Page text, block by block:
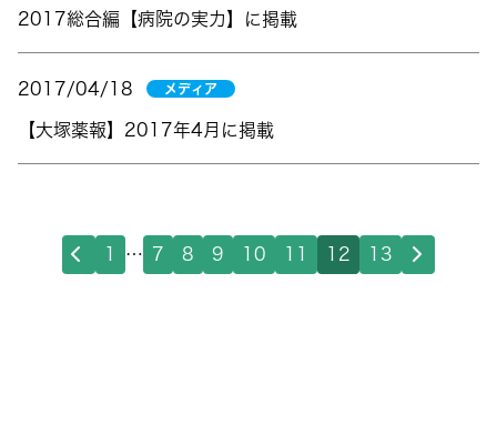
2017総合編【病院の実力】に掲載
2017/04/18 メディア
【大塚薬報】2017年4月に掲載
1 … 7 8 9 10 11 12 13